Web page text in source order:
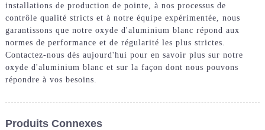
installations de production de pointe, à nos processus de
contrôle qualité stricts et à notre équipe expérimentée, nous
garantissons que notre oxyde d'aluminium blanc répond aux
normes de performance et de régularité les plus strictes.
Contactez-nous dès aujourd'hui pour en savoir plus sur notre
oxyde d'aluminium blanc et sur la façon dont nous pouvons
répondre à vos besoins.
Produits Connexes